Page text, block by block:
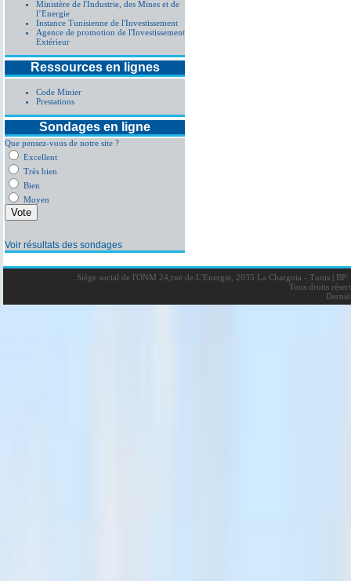
Ministère de l'Industrie, des Mines et de
l’Energie
Instance Tunisienne de l'Investissement
Agence de promotion de l'Investissement
Extérieur
Ressources en lignes
Code Minier
Prestations
Sondages en ligne
Que pensez-vous de notre site ?
Excellent
Très bien
Bien
Moyen
Voir résultats des sondages
Siège social de l'ONM 24,rue de L'Energie, 2035 La Charguia - Tunis |BP:
Tous droits